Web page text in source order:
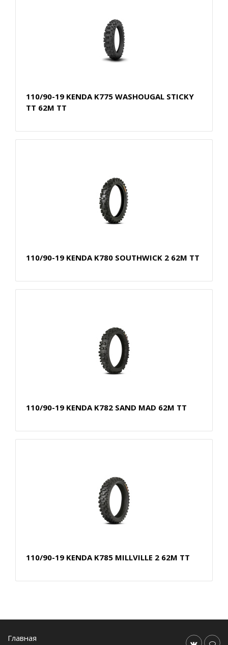
110/90-19 KENDA K775 WASHOUGAL STICKY
TT 62M TT
110/90-19 KENDA K780 SOUTHWICK 2 62M TT
110/90-19 KENDA K782 SAND MAD 62M TT
110/90-19 KENDA K785 MILLVILLE 2 62M TT
Главная